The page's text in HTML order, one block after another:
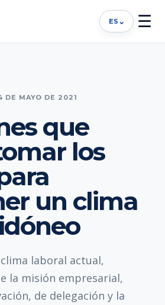
ES ⌄ ☰
DE MAYO DE 2021
que
los
un clima
laboral actual,
la misión empresarial,
de delegación y la